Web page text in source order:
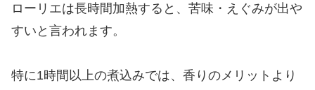
ローリエは長時間加熱すると、苦味・えぐみが出や
すいと言われます。
特に1時間以上の煮込みでは、香りのメリットより